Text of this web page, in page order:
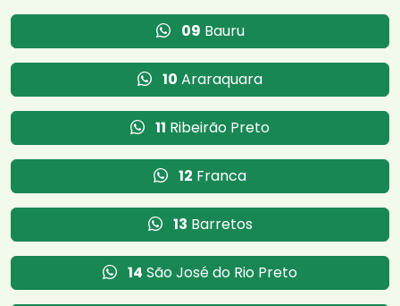
09 Bauru
10 Araraquara
11 Ribeirão Preto
12 Franca
13 Barretos
14 São José do Rio Preto